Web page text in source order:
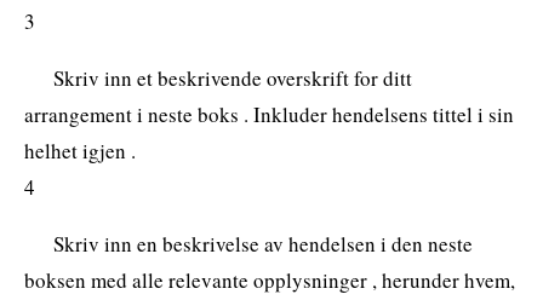
3
Skriv inn et beskrivende overskrift for ditt
arrangement i neste boks . Inkluder hendelsens tittel i sin
helhet igjen .
4
Skriv inn en beskrivelse av hendelsen i den neste
boksen med alle relevante opplysninger , herunder hvem,